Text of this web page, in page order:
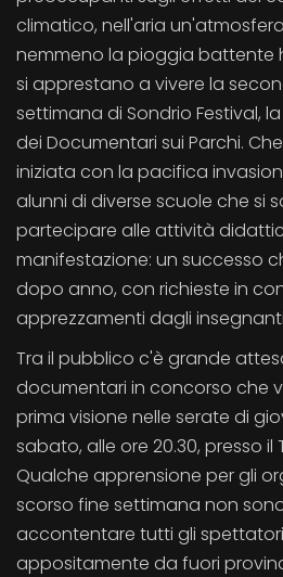
climatico, nell'aria
nemmeno la pioggia battente
si apprestano a vivere la
settimana di Sondrio Festival,
dei Documentari sui Parchi.
iniziata con la pacifica
alunni di diverse scuole che si
partecipare alle attività
manifestazione: un successo
dopo anno, con richieste in
apprezzamenti dagli
Tra il pubblico c'è grande
documentari in concorso che
prima visione nelle serate di
sabato, alle ore 20.30, presso il
Qualche apprensione per gli
scorso fine settimana non
accontentare tutti gli
appositamente da fuori